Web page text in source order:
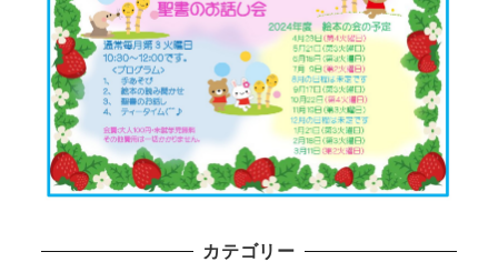
カテゴリー